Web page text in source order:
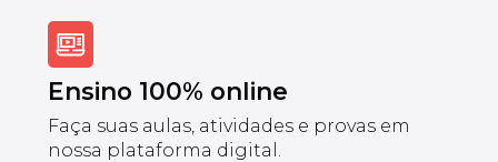
Ensino 100% online
Faça suas aulas, atividades e provas em
nossa plataforma digital.